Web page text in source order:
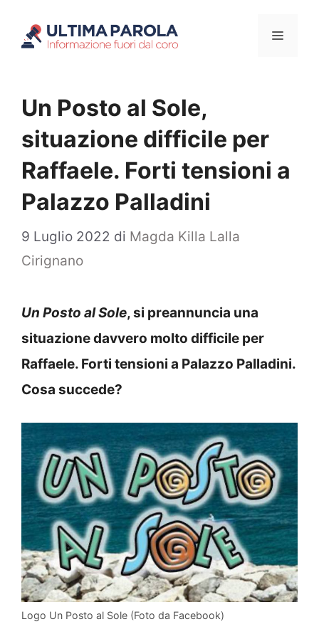
Menu
Un Posto al Sole,
situazione difficile per
Raffaele. Forti tensioni a
Palazzo Palladini
9 Luglio 2022 di Magda Killa Lalla
Cirignano
Un Posto al Sole, si preannuncia una
situazione davvero molto difficile per
Raffaele. Forti tensioni a Palazzo Palladini.
Cosa succede?
Logo Un Posto al Sole (Foto da Facebook)